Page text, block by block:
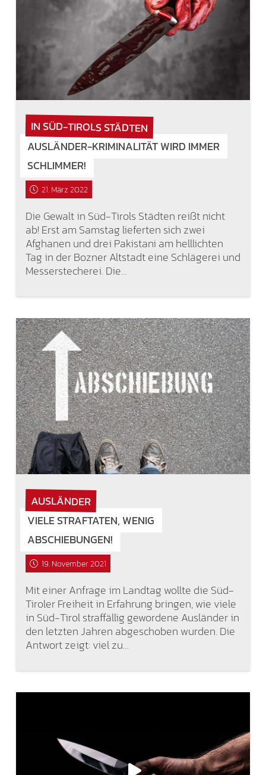
IN SÜD-TIROLS STÄDTEN
AUSLÄNDER-KRIMINALITÄT WIRD IMMER
SCHLIMMER!
21. März 2022
Die Gewalt in Süd-Tirols Städten reißt nicht
ab! Erst am Samstag lieferten sich zwei
Afghanen und drei Pakistani am helllichten
Tag in der Bozner Altstadt eine Schlägerei und
Messerstecherei. Die…
AUSLÄNDER
VIELE STRAFTATEN, WENIG
ABSCHIEBUNGEN!
19. November 2021
Mit einer Anfrage im Landtag wollte die Süd-
Tiroler Freiheit in Erfahrung bringen, wie viele
in Süd-Tirol straffällig gewordene Ausländer in
den letzten Jahren abgeschoben wurden. Die
Antwort zeigt: viel zu…